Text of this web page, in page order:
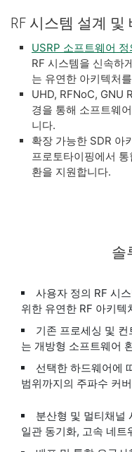
RF 시스템 설계 및
USRP 소프트웨어
RF 시스템을 신속하
는 유연한 아키텍처
UHD, RFNoC, GNU
경을 통해 소프트웨
니다.
확장 가능한 SDR 아
프로토타이핑에서
환을 지원합니다.
솔
사용자 정의 RF 시
위한 유연한 RF 아키텍
기존 프로세싱 및
는 개방형 소프트웨어
선택한 하드웨어에
범위까지의 주파수 커
분산형 및 멀티채널
일관 동기화, 고속 네트